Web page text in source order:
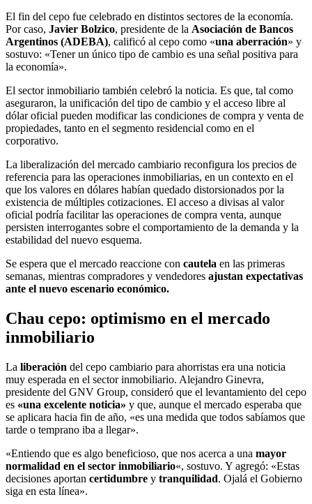
El fin del cepo fue celebrado en distintos sectores de la economía.
Por caso, Javier Bolzico, presidente de la Asociación de Bancos
Argentinos (ADEBA), calificó al cepo como «una aberración» y
sostuvo: «Tener un único tipo de cambio es una señal positiva para
la economía».
El sector inmobiliario también celebró la noticia. Es que, tal como
aseguraron, la unificación del tipo de cambio y el acceso libre al
dólar oficial pueden modificar las condiciones de compra y venta de
propiedades, tanto en el segmento residencial como en el
corporativo.
La liberalización del mercado cambiario reconfigura los precios de
referencia para las operaciones inmobiliarias, en un contexto en el
que los valores en dólares habían quedado distorsionados por la
existencia de múltiples cotizaciones. El acceso a divisas al valor
oficial podría facilitar las operaciones de compra venta, aunque
persisten interrogantes sobre el comportamiento de la demanda y la
estabilidad del nuevo esquema.
Se espera que el mercado reaccione con cautela en las primeras
semanas, mientras compradores y vendedores ajustan expectativas
ante el nuevo escenario económico.
Chau cepo: optimismo en el mercado
inmobiliario
La liberación del cepo cambiario para ahorristas era una noticia
muy esperada en el sector inmobiliario. Alejandro Ginevra,
presidente del GNV Group, consideró que el levantamiento del cepo
es «una excelente noticia» y que, aunque el mercado esperaba que
se aplicara hacia fin de año, «es una medida que todos sabíamos que
tarde o temprano iba a llegar».
«Entiendo que es algo beneficioso, que nos acerca a una mayor
normalidad en el sector inmobiliario«, sostuvo. Y agregó: «Estas
decisiones aportan certidumbre y tranquilidad. Ojalá el Gobierno
siga en esta línea».